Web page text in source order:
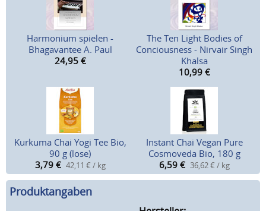
Harmonium spielen -
Bhagavantee A. Paul
24,95 €
The Ten Light Bodies of
Conciousness - Nirvair Singh
Khalsa
10,99 €
Kurkuma Chai Yogi Tee Bio,
90 g (lose)
3,79 € 42,11 € / kg
Instant Chai Vegan Pure
Cosmoveda Bio, 180 g
6,59 € 36,62 € / kg
Produktangaben